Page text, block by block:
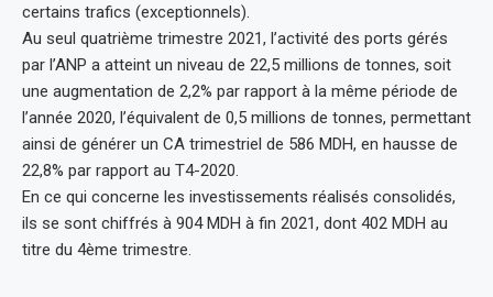
certains trafics (exceptionnels).
Au seul quatrième trimestre 2021, l’activité des ports gérés
par l’ANP a atteint un niveau de 22,5 millions de tonnes, soit
une augmentation de 2,2% par rapport à la même période de
l’année 2020, l’équivalent de 0,5 millions de tonnes, permettant
ainsi de générer un CA trimestriel de 586 MDH, en hausse de
22,8% par rapport au T4-2020.
En ce qui concerne les investissements réalisés consolidés,
ils se sont chiffrés à 904 MDH à fin 2021, dont 402 MDH au
titre du 4ème trimestre.